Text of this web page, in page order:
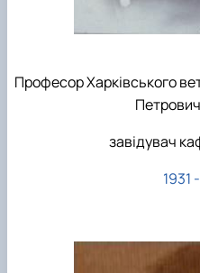
Професор Харківського
завідувач
1931